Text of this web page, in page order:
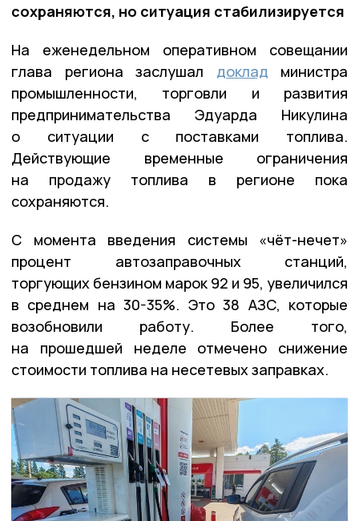
сохраняются, но ситуация стабилизируется
На еженедельном оперативном совещании
глава региона заслушал доклад министра
промышленности, торговли и развития
предпринимательства Эдуарда Никулина
о ситуации с поставками топлива.
Действующие временные ограничения
на продажу топлива в регионе пока
сохраняются.
С момента введения системы «чёт-нечет»
процент автозаправочных станций,
торгующих бензином марок 92 и 95, увеличился
в среднем на 30-35%. Это 38 АЗС, которые
возобновили работу. Более того,
на прошедшей неделе отмечено снижение
стоимости топлива на несетевых заправках.